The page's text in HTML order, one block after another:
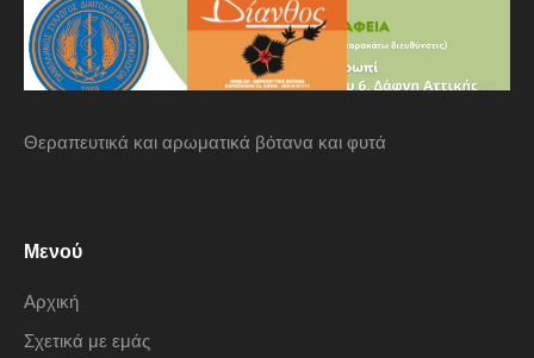
Θεραπευτικά και αρωματικά βότανα και φυτά
Μενού
Αρχική
Σχετικά με εμάς